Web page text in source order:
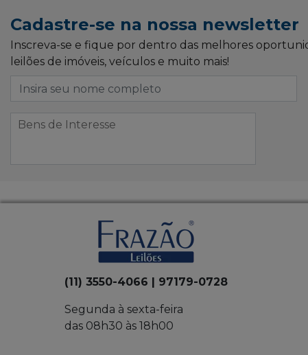
Cadastre-se na nossa newsletter
Inscreva-se e fique por dentro das melhores
leilões de imóveis, veículos e muito mais!
(11) 3550-4066 | 97179-0728
Segunda à sexta-feira
das 08h30 às 18h00